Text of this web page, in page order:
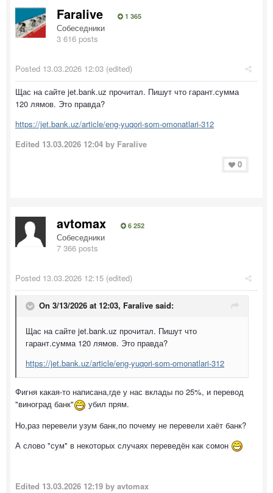
Faralive 1 365
Собеседники
3 616 posts
Posted 13.03.2026 12:03 (edited)
Щас на сайте jet.bank.uz прочитал. Пишут что гарант.сумма
120 лямов. Это правда?
https://jet.bank.uz/article/eng-yuqori-som-omonatlari-312
Edited 13.03.2026 12:04 by Faralive
0
avtomax 6 252
Собеседники
7 366 posts
Posted 13.03.2026 12:15 (edited)
On 3/13/2026 at 12:03, Faralive said:
Щас на сайте jet.bank.uz прочитал. Пишут что
гарант.сумма 120 лямов. Это правда?
https://jet.bank.uz/article/eng-yuqori-som-omonatlari-312
Фигня какая-то написана,где у нас вклады по 25%, и перевод
"виноград банк"
убил прям.
Но,раз перевели узум банк,по почему не перевели хаёт банк?
А слово "сум" в некоторых случаях переведён как сомон
Edited 13.03.2026 12:19 by avtomax